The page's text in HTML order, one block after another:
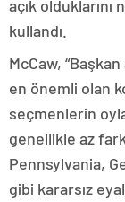
açık
kullandı.
McCaw,
en önemli olan
seçmenlerin
genellikle az
Pennsylvania,
gibi kararsız